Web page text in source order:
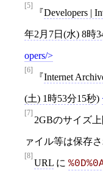
[5]
Developers |
年2月7日(水) 8時
opers/
[6]
Internet
(土) 1時53分15秒)
[7]
2GBのサイズ
ァイル等は保存
[8]
URL に